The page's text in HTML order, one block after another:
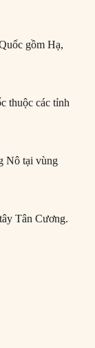
gồm Hạ,
thuộc các tỉnh
Nô tại vùng
Tân Cương.